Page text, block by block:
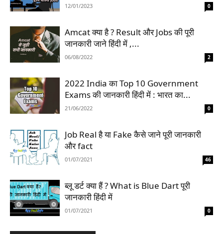
12/01/2023 0
Amcat क्या है ? Result और Jobs की पूरी
जानकारी जाने हिंदी में ,...
06/08/2022 2
2022 India का Top 10 Government
Exams की जानकारी हिंदी में : भारत का...
21/06/2022 0
Job Real है या Fake कैसे जाने पूरी जानकारी
और fact
01/07/2021 46
ब्लू डर्ट क्या हैं ? What is Blue Dart पूरी
जानकारी हिंदी में
01/07/2021 0